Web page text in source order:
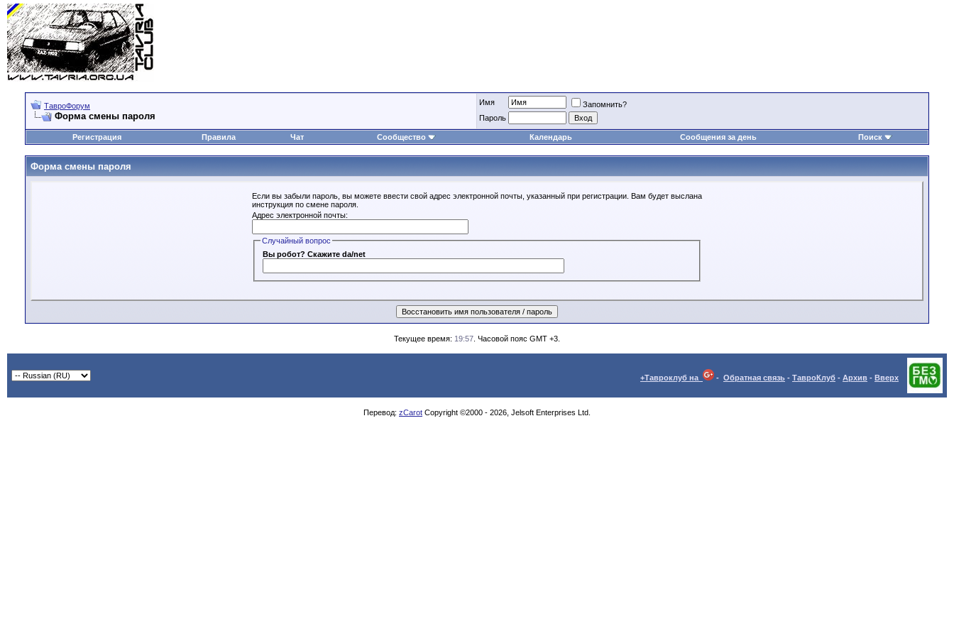
ТавроФорум
Форма смены пароля
Имя
Запомнить?
Пароль
Регистрация Правила Чат Сообщество Календарь Сообщения за день Поиск
Форма смены пароля
Если вы забыли пароль, вы можете ввести свой адрес электронной почты, указанный при регистрации. Вам будет выслана
инструкция по смене пароля.
Адрес электронной почты:
Случайный вопрос
Вы робот? Скажите da/net
Текущее время: 19:57 . Часовой пояс GMT +3.
+Тавроклуб на - Обратная связь - ТавроКлуб - Архив - Вверх
Перевод: zCarot Copyright ©2000 - 2026, Jelsoft Enterprises Ltd.